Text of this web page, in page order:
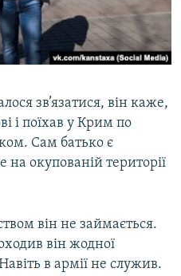
зв’язатися, він каже,
і поїхав у Крим по
Сам батько є
окупованій території
він не займається.
він жодної
в армії не служив.